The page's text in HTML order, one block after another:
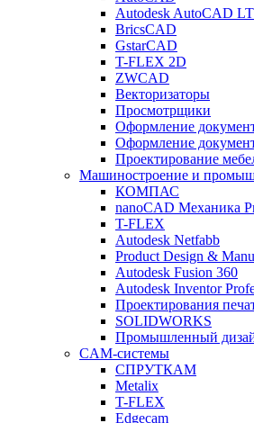
Autodesk AutoCAD LT
BricsCAD
GstarCAD
T-FLEX 2D
ZWCAD
Векторизаторы
Просмотрщики
Оформление
Оформление
Проектирование
Машиностроение и
КОМПАС
nanoCAD Механика
T-FLEX
Autodesk Netfabb
Product Design &
Autodesk Fusion 360
Autodesk Inventor
Проектирования
SOLIDWORKS
Промышленный
CAM-системы
СПРУТКAM
Metalix
T-FLEX
Edgecam